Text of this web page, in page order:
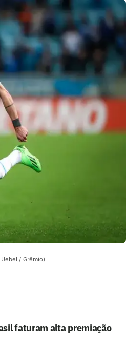
/ Grêmio)
faturam alta premiação